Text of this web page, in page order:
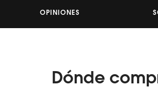
OPINIONES
Dónde